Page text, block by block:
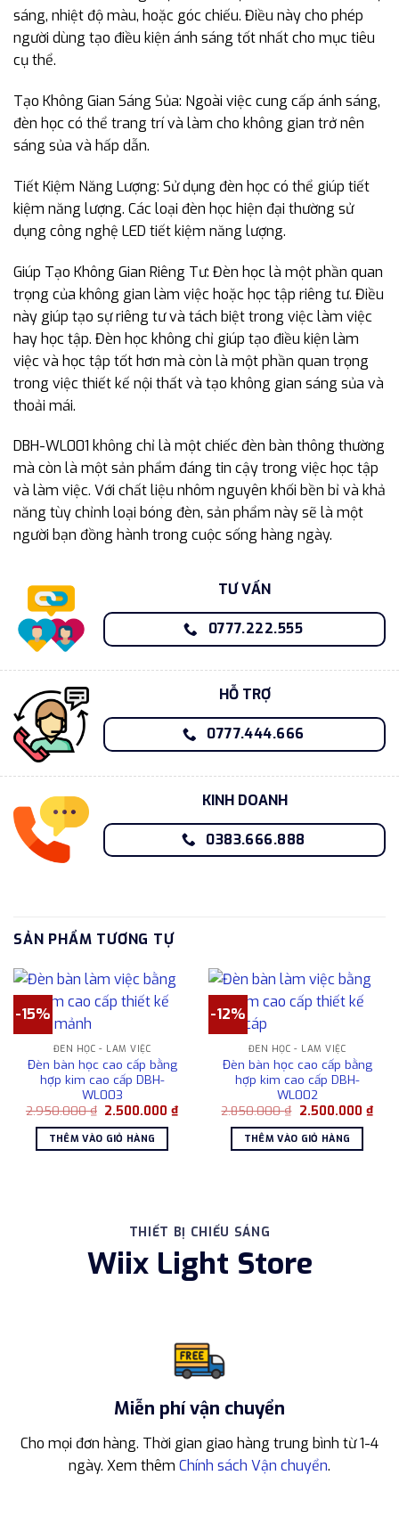
sáng, nhiệt độ màu, hoặc góc chiếu. Điều này cho phép
người dùng tạo điều kiện ánh sáng tốt nhất cho mục tiêu
cụ thể.
Tạo Không Gian Sáng Sủa: Ngoài việc cung cấp ánh sáng,
đèn học có thể trang trí và làm cho không gian trở nên
sáng sủa và hấp dẫn.
Tiết Kiệm Năng Lượng: Sử dụng đèn học có thể giúp tiết
kiệm năng lượng. Các loại đèn học hiện đại thường sử
dụng công nghệ LED tiết kiệm năng lượng.
Giúp Tạo Không Gian Riêng Tư: Đèn học là một phần quan
trọng của không gian làm việc hoặc học tập riêng tư. Điều
này giúp tạo sự riêng tư và tách biệt trong việc làm việc
hay học tập. Đèn học không chỉ giúp tạo điều kiện làm
việc và học tập tốt hơn mà còn là một phần quan trọng
trong việc thiết kế nội thất và tạo không gian sáng sủa và
thoải mái.
DBH-WL001 không chỉ là một chiếc đèn bàn thông thường
mà còn là một sản phẩm đáng tin cậy trong việc học tập
và làm việc. Với chất liệu nhôm nguyên khối bền bỉ và khả
năng tùy chỉnh loại bóng đèn, sản phẩm này sẽ là một
người bạn đồng hành trong cuộc sống hàng ngày.
TƯ VẤN
0777.222.555
HỖ TRỢ
0777.444.666
KINH DOANH
0383.666.888
SẢN PHẨM TƯƠNG TỰ
-15%
ĐÈN HỌC - LÀM VIỆC
Đèn bàn học cao cấp bằng
hợp kim cao cấp DBH-
WL003
2.950.000₫ Giá
là:
2.950.000 ₫.
2.500.000₫Giá
THÊM VÀO GIỎ HÀNG
-12%
ĐÈN HỌC - LÀM VIỆC
Đèn bàn học cao cấp bằng
hợp kim cao cấp DBH-
WL002
2.850.000₫ Giá
là:
2.850.000 ₫.
2.500.000 ₫Giá
THÊM VÀO GIỎ HÀNG
THIẾT BỊ CHIẾU SÁNG
Wiix Light Store
Miễn phí vận chuyển
Cho mọi đơn hàng. Thời gian giao hàng trung bình từ 1-4
ngày. Xem thêm Chính sách Vận chuyển.